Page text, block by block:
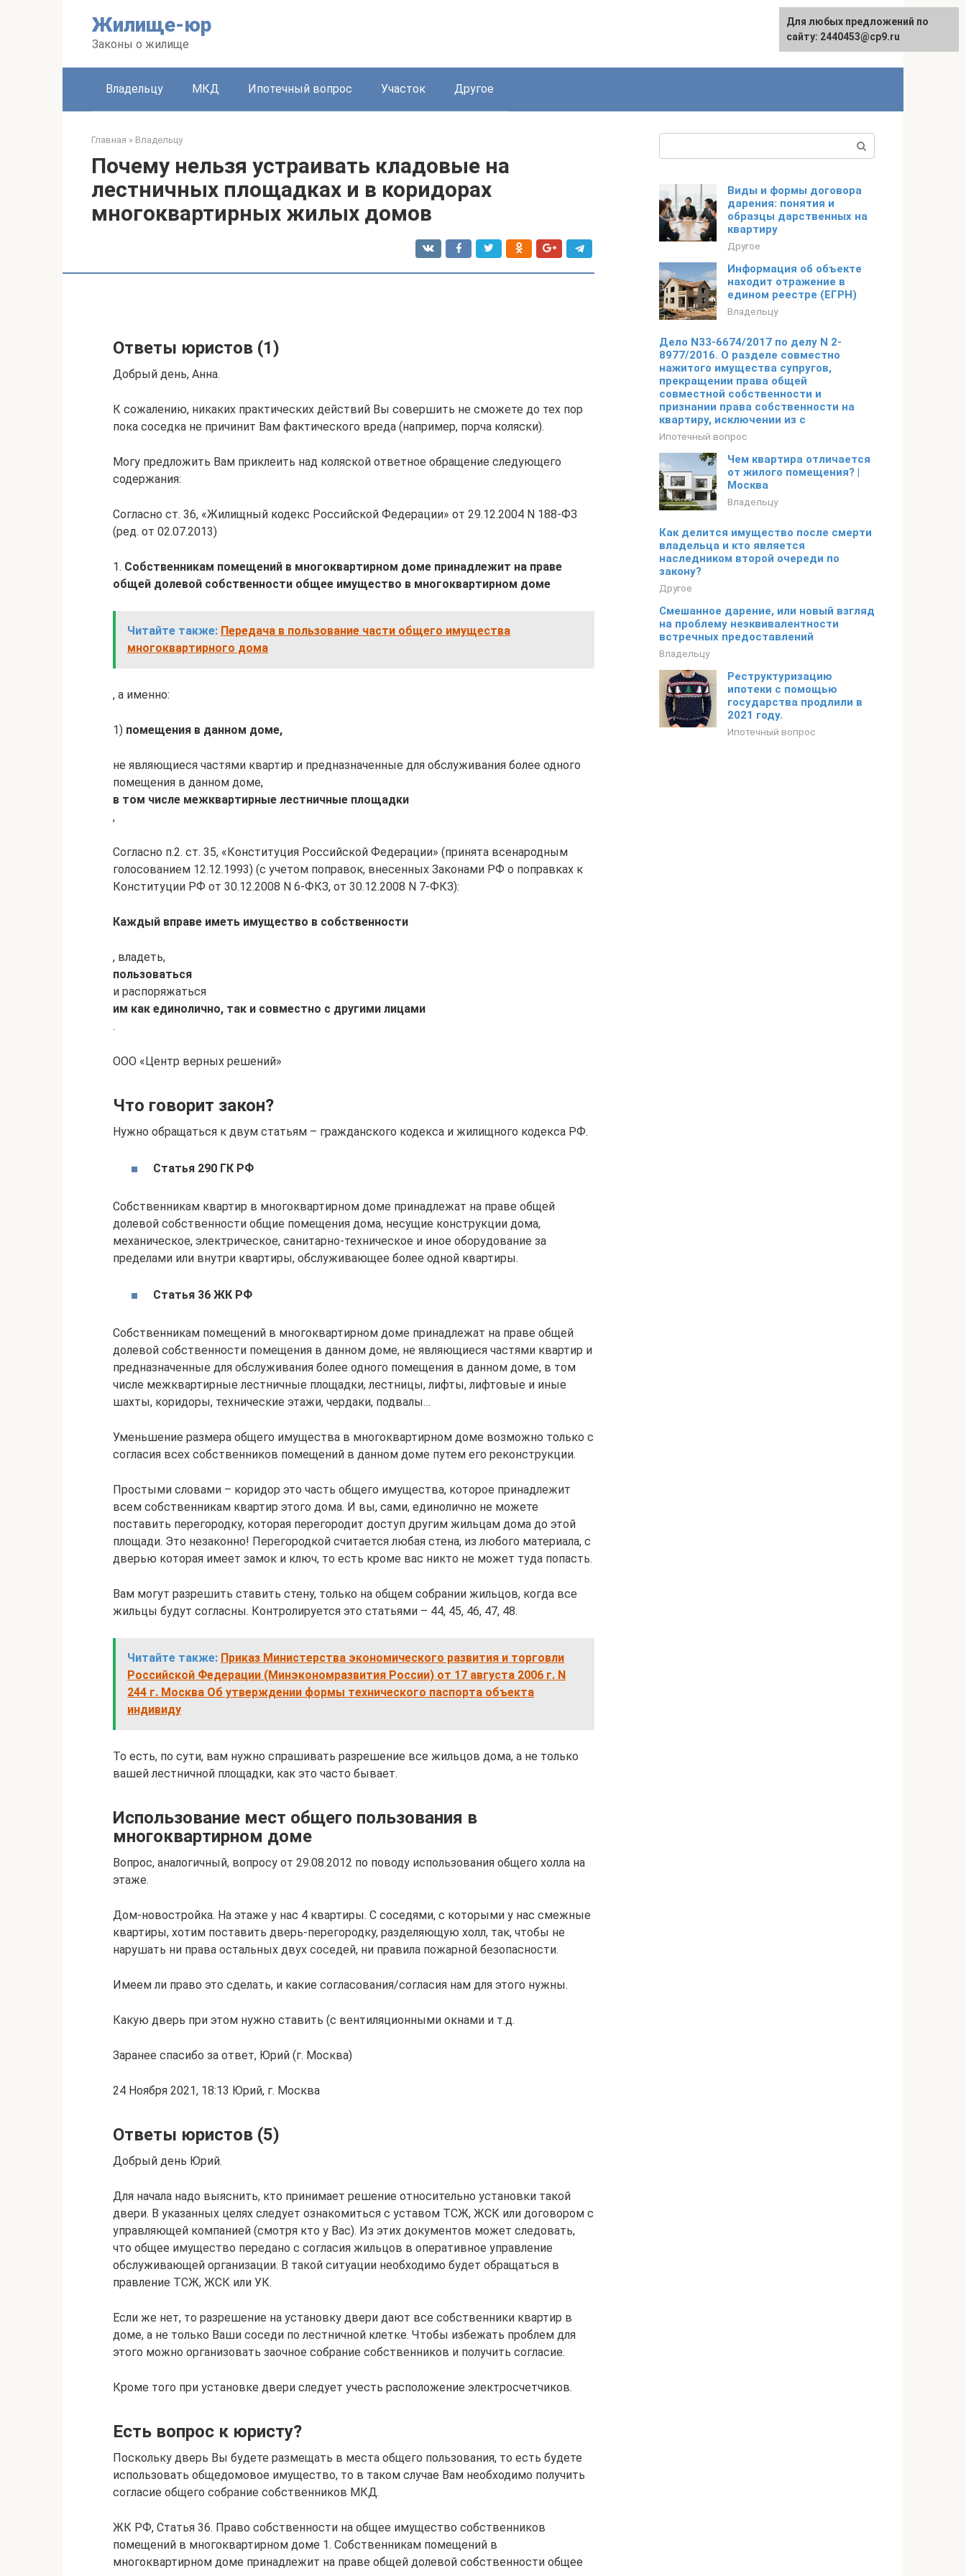
Жилище-юр
Законы о жилище
Владельцу МКД Ипотечный вопрос Участок Другое
Главная » Владельцу
Почему нельзя устраивать кладовые на
лестничных площадках и в коридорах
многоквартирных жилых домов
Ответы юристов (1)
Добрый день, Анна.
К сожалению, никаких практических действий Вы совершить не сможете до тех пор
пока соседка не причинит Вам фактического вреда (например, порча коляски).
Могу предложить Вам приклеить над коляской ответное обращение следующего
содержания:
Согласно ст. 36, «Жилищный кодекс Российской Федерации» от 29.12.2004 N 188-ФЗ
(ред. от 02.07.2013)
1. Собственникам помещений в многоквартирном доме принадлежит на праве
общей долевой собственности общее имущество в многоквартирном доме
Читайте также: Передача в пользование части общего имущества
многоквартирного дома
, а именно:
1) помещения в данном доме,
не являющиеся частями квартир и предназначенные для обслуживания более одного
помещения в данном доме,
в том числе межквартирные лестничные площадки
,
Согласно п.2. ст. 35, «Конституция Российской Федерации» (принята всенародным
голосованием 12.12.1993) (с учетом поправок, внесенных Законами РФ о поправках к
Конституции РФ от 30.12.2008 N 6-ФКЗ, от 30.12.2008 N 7-ФКЗ):
Каждый вправе иметь имущество в собственности
, владеть,
пользоваться
и распоряжаться
им как единолично, так и совместно с другими лицами
.
ООО «Центр верных решений»
Что говорит закон?
Нужно обращаться к двум статьям – гражданского кодекса и жилищного кодекса РФ.
Статья 290 ГК РФ
Собственникам квартир в многоквартирном доме принадлежат на праве общей
долевой собственности общие помещения дома, несущие конструкции дома,
механическое, электрическое, санитарно-техническое и иное оборудование за
пределами или внутри квартиры, обслуживающее более одной квартиры.
Статья 36 ЖК РФ
Собственникам помещений в многоквартирном доме принадлежат на праве общей
долевой собственности помещения в данном доме, не являющиеся частями квартир и
предназначенные для обслуживания более одного помещения в данном доме, в том
числе межквартирные лестничные площадки, лестницы, лифты, лифтовые и иные
шахты, коридоры, технические этажи, чердаки, подвалы…
Уменьшение размера общего имущества в многоквартирном доме возможно только с
согласия всех собственников помещений в данном доме путем его реконструкции.
Простыми словами – коридор это часть общего имущества, которое принадлежит
всем собственникам квартир этого дома. И вы, сами, единолично не можете
поставить перегородку, которая перегородит доступ другим жильцам дома до этой
площади. Это незаконно! Перегородкой считается любая стена, из любого материала, с
дверью которая имеет замок и ключ, то есть кроме вас никто не может туда попасть.
Вам могут разрешить ставить стену, только на общем собрании жильцов, когда все
жильцы будут согласны. Контролируется это статьями – 44, 45, 46, 47, 48.
Читайте также: Приказ Министерства экономического развития и торговли
Российской Федерации (Минэкономразвития России) от 17 августа 2006 г. N
244 г. Москва Об утверждении формы технического паспорта объекта
индивиду
То есть, по сути, вам нужно спрашивать разрешение все жильцов дома, а не только
вашей лестничной площадки, как это часто бывает.
Использование мест общего пользования в
многоквартирном доме
Вопрос, аналогичный, вопросу от 29.08.2012 по поводу использования общего холла на
этаже.
Дом-новостройка. На этаже у нас 4 квартиры. С соседями, с которыми у нас смежные
квартиры, хотим поставить дверь-перегородку, разделяющую холл, так, чтобы не
нарушать ни права остальных двух соседей, ни правила пожарной безопасности.
Имеем ли право это сделать, и какие согласования/согласия нам для этого нужны.
Какую дверь при этом нужно ставить (с вентиляционными окнами и т.д.
Заранее спасибо за ответ, Юрий (г. Москва)
24 Ноября 2021, 18:13 Юрий, г. Москва
Ответы юристов (5)
Добрый день Юрий.
Для начала надо выяснить, кто принимает решение относительно установки такой
двери. В указанных целях следует ознакомиться с уставом ТСЖ, ЖСК или договором с
управляющей компанией (смотря кто у Вас). Из этих документов может следовать,
что общее имущество передано с согласия жильцов в оперативное управление
обслуживающей организации. В такой ситуации необходимо будет обращаться в
правление ТСЖ, ЖСК или УК.
Если же нет, то разрешение на установку двери дают все собственники квартир в
доме, а не только Ваши соседи по лестничной клетке. Чтобы избежать проблем для
этого можно организовать заочное собрание собственников и получить согласие.
Кроме того при установке двери следует учесть расположение электросчетчиков.
Есть вопрос к юристу?
Поскольку дверь Вы будете размещать в места общего пользования, то есть будете
использовать общедомовое имущество, то в таком случае Вам необходимо получить
согласие общего собрание собственников МКД.
ЖК РФ, Статья 36. Право собственности на общее имущество собственников
помещений в многоквартирном доме 1. Собственникам помещений в
многоквартирном доме принадлежит на праве общей долевой собственности общее
Виды и формы договора
дарения: понятия и
образцы дарственных на
квартиру
Другое
Информация об объекте
находит отражение в
едином реестре (ЕГРН)
Владельцу
Дело N33-6674/2017 по делу N 2-
8977/2016. О разделе совместно
нажитого имущества супругов,
прекращении права общей
совместной собственности и
признании права собственности на
квартиру, исключении из с
Ипотечный вопрос
Чем квартира отличается
от жилого помещения? |
Москва
Владельцу
Как делится имущество после смерти
владельца и кто является
наследником второй очереди по
закону?
Другое
Смешанное дарение, или новый взгляд
на проблему неэквивалентности
встречных предоставлений
Владельцу
Реструктуризацию
ипотеки с помощью
государства продлили в
2021 году.
Ипотечный вопрос
Для любых предложений по
сайту: 2440453@cp9.ru